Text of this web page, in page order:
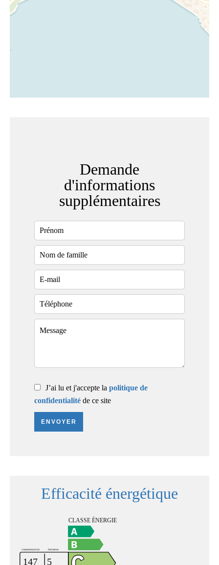
Demande
d'informations
supplémentaires
J’ai lu et j'accepte la politique de
confidentialité de ce site
ENVOYER
Efficacité énergétique